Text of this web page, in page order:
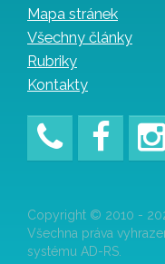
Mapa stránek
Všechny články
Rubriky
Kontakty
Copyright © 2010 -
Všechna práva
systému AD-RS.